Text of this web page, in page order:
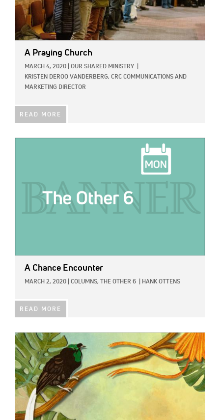
A Praying Church
MARCH 4, 2020 OUR SHARED MINISTRY
KRISTEN DEROO VANDERBERG, CRC COMMUNICATIONS AND
MARKETING DIRECTOR
READ MORE
A Chance Encounter
MARCH 2, 2020 COLUMNS, THE OTHER 6 HANK OTTENS
READ MORE
IMAGE: